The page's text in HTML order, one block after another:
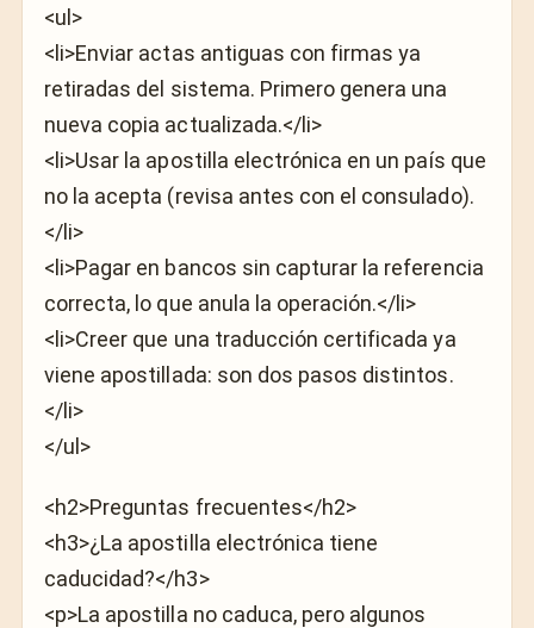
<ul>
<li>Enviar actas antiguas con firmas ya
retiradas del sistema. Primero genera una
nueva copia actualizada.</li>
<li>Usar la apostilla electrónica en un país que
no la acepta (revisa antes con el consulado).
</li>
<li>Pagar en bancos sin capturar la referencia
correcta, lo que anula la operación.</li>
<li>Creer que una traducción certificada ya
viene apostillada: son dos pasos distintos.
</li>
</ul>
<h2>Preguntas frecuentes</h2>
<h3>¿La apostilla electrónica tiene
caducidad?</h3>
<p>La apostilla no caduca, pero algunos